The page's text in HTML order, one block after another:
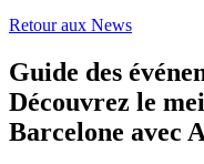
Retour aux News
Guide des
Découvrez le
Barcelone avec